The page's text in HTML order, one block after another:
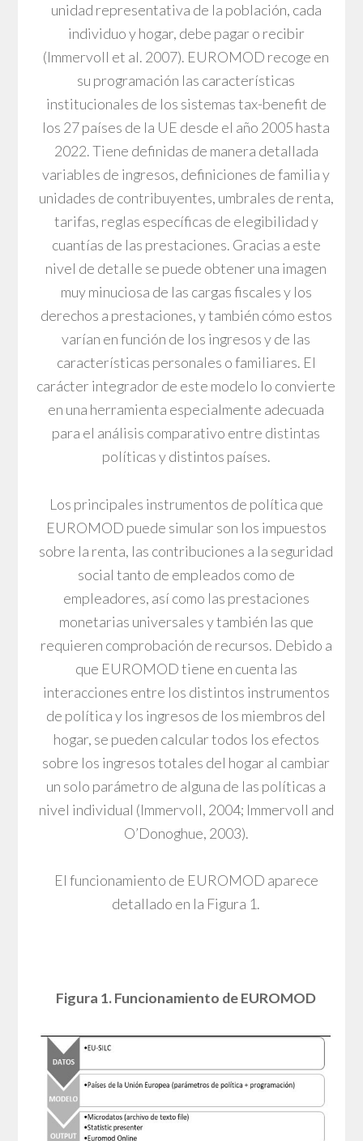
unidad representativa de la población, cada
individuo y hogar, debe pagar o recibir
(Immervoll et al. 2007). EUROMOD recoge en
su programación las características
institucionales de los sistemas tax-benefit de
los 27 países de la UE desde el año 2005 hasta
2022. Tiene definidas de manera detallada
variables de ingresos, definiciones de familia y
unidades de contribuyentes, umbrales de renta,
tarifas, reglas específicas de elegibilidad y
cuantías de las prestaciones. Gracias a este
nivel de detalle se puede obtener una imagen
muy minuciosa de las cargas fiscales y los
derechos a prestaciones, y también cómo estos
varían en función de los ingresos y de las
características personales o familiares. El
carácter integrador de este modelo lo convierte
en una herramienta especialmente adecuada
para el análisis comparativo entre distintas
políticas y distintos países.
Los principales instrumentos de política que
EUROMOD puede simular son los impuestos
sobre la renta, las contribuciones a la seguridad
social tanto de empleados como de
empleadores, así como las prestaciones
monetarias universales y también las que
requieren comprobación de recursos. Debido a
que EUROMOD tiene en cuenta las
interacciones entre los distintos instrumentos
de política y los ingresos de los miembros del
hogar, se pueden calcular todos los efectos
sobre los ingresos totales del hogar al cambiar
un solo parámetro de alguna de las políticas a
nivel individual (Immervoll, 2004; Immervoll and
O’Donoghue, 2003).
El funcionamiento de EUROMOD aparece
detallado en la Figura 1.
Figura 1. Funcionamiento de EUROMOD